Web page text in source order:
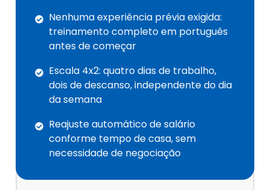
Nenhuma experiência prévia exigida:
treinamento completo em português
antes de começar
Escala 4x2: quatro dias de trabalho,
dois de descanso, independente do dia
da semana
Reajuste automático de salário
conforme tempo de casa, sem
necessidade de negociação